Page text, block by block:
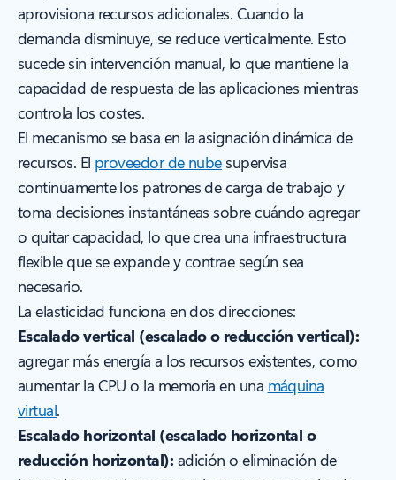
aprovisiona recursos adicionales. Cuando la
demanda disminuye, se reduce verticalmente. Esto
sucede sin intervención manual, lo que mantiene la
capacidad de respuesta de las aplicaciones mientras
controla los costes.
El mecanismo se basa en la asignación dinámica de
recursos. El proveedor de nubesupervisa
continuamente los patrones de carga de trabajo y
toma decisiones instantáneas sobre cuándo agregar
o quitar capacidad, lo que crea una infraestructura
flexible que se expande y contrae según sea
necesario.
La elasticidad funciona en dos direcciones:
Escalado vertical (escalado o reducción vertical):
agregar más energía a los recursos existentes, como
aumentar la CPU o la memoria en una máquina
virtual.
Escalado horizontal (escalado horizontal o
reducción horizontal): adición o eliminación de